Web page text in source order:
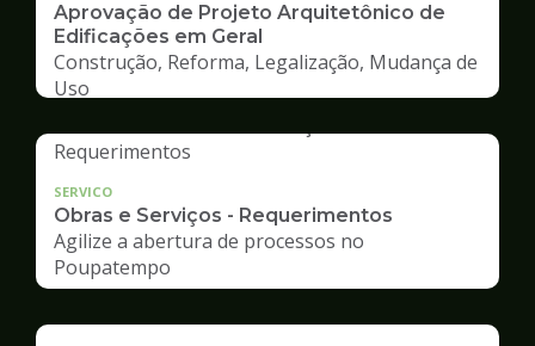
Aprovação de Projeto Arquitetônico de
Edificações em Geral
Construção, Reforma, Legalização, Mudança de
Uso
SERVICO
Obras e Serviços - Requerimentos
Agilize a abertura de processos no
Poupatempo